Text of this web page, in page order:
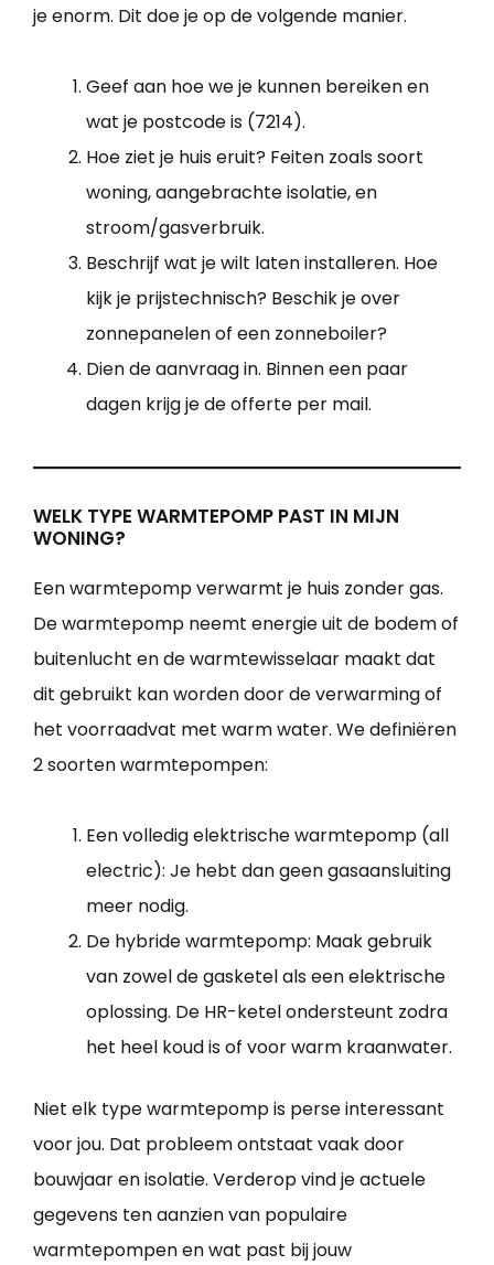
je enorm. Dit doe je op de volgende manier.
Geef aan hoe we je kunnen bereiken en
wat je postcode is (7214).
Hoe ziet je huis eruit? Feiten zoals soort
woning, aangebrachte isolatie, en
stroom/gasverbruik.
Beschrijf wat je wilt laten installeren. Hoe
kijk je prijstechnisch? Beschik je over
zonnepanelen of een zonneboiler?
Dien de aanvraag in. Binnen een paar
dagen krijg je de offerte per mail.
WELK TYPE WARMTEPOMP PAST IN MIJN
WONING?
Een warmtepomp verwarmt je huis zonder gas.
De warmtepomp neemt energie uit de bodem of
buitenlucht en de warmtewisselaar maakt dat
dit gebruikt kan worden door de verwarming of
het voorraadvat met warm water. We definiëren
2 soorten warmtepompen:
Een volledig elektrische warmtepomp (all
electric): Je hebt dan geen gasaansluiting
meer nodig.
De hybride warmtepomp: Maak gebruik
van zowel de gasketel als een elektrische
oplossing. De HR-ketel ondersteunt zodra
het heel koud is of voor warm kraanwater.
Niet elk type warmtepomp is perse interessant
voor jou. Dat probleem ontstaat vaak door
bouwjaar en isolatie. Verderop vind je actuele
gegevens ten aanzien van populaire
warmtepompen en wat past bij jouw